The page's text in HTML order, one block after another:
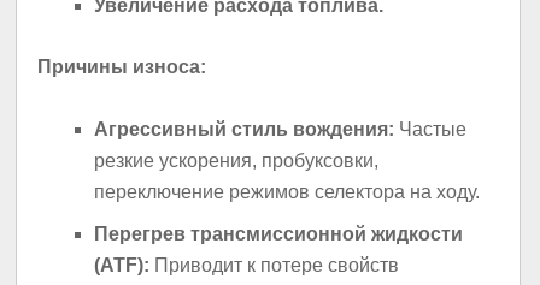
Увеличение расхода топлива.
Причины износа:
Агрессивный стиль вождения: Частые
резкие ускорения, пробуксовки,
переключение режимов селектора на ходу.
Перегрев трансмиссионной жидкости
(ATF): Приводит к потере свойств